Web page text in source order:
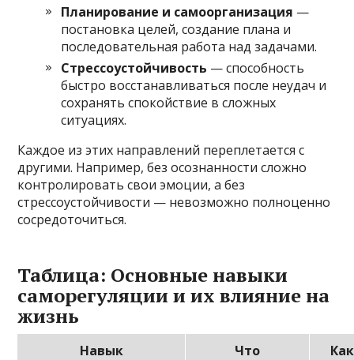
Планирование и самоорганизация —
постановка целей, создание плана и
последовательная работа над задачами.
Стрессоустойчивость — способность
быстро восстанавливаться после неудач и
сохранять спокойствие в сложных
ситуациях.
Каждое из этих направлений переплетается с
другими. Например, без осознанности сложно
контролировать свои эмоции, а без
стрессоустойчивости — невозможно полноценно
сосредоточиться.
Таблица: Основные навыки
саморегуляции и их влияние на
жизнь
Навык
Что